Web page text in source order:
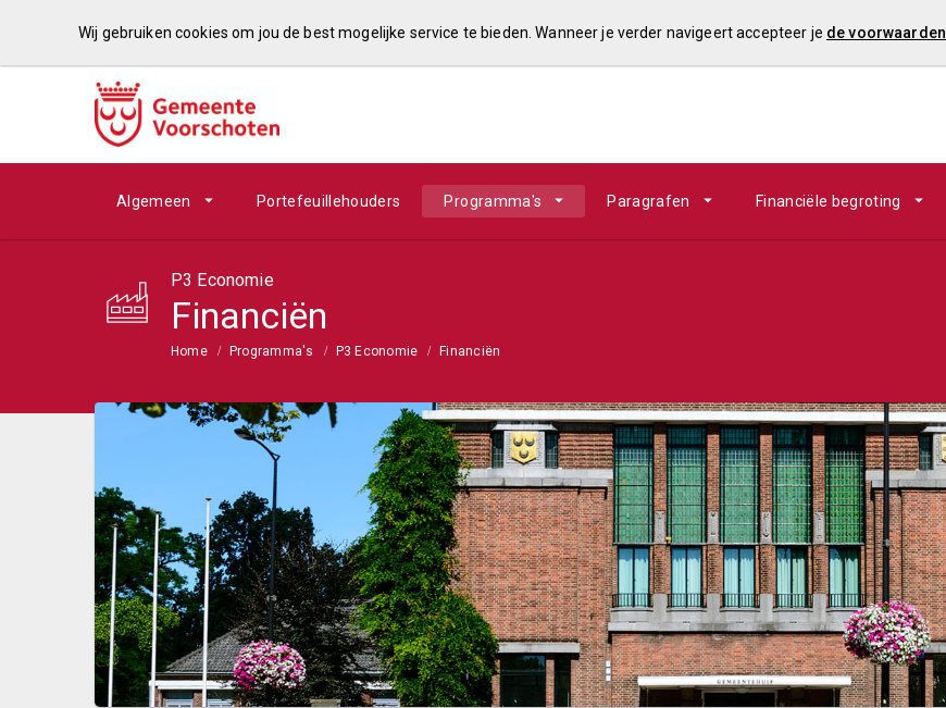
Algemeen Portefeuillehouders Programma's Paragrafen Financiële begroting
P3 Economie
Financiën
Home Programma's P3 Economie Financiën
Wij gebruiken cookies om jou de best mogelijke service te bieden. Wanneer je verder navigeert accepteer je de voorwaarden